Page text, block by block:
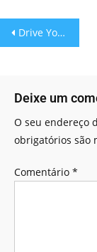
Drive Your Car: Dirija seu Carro!
Deixe um
O seu endereço
obrigatórios são
Comentário *